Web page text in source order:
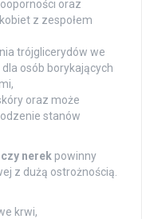
oraz
z zespołem
trójglicerydów we
osób borykających
oraz może
stanów
nerek powinny
z dużą ostrożnością.
krwi,